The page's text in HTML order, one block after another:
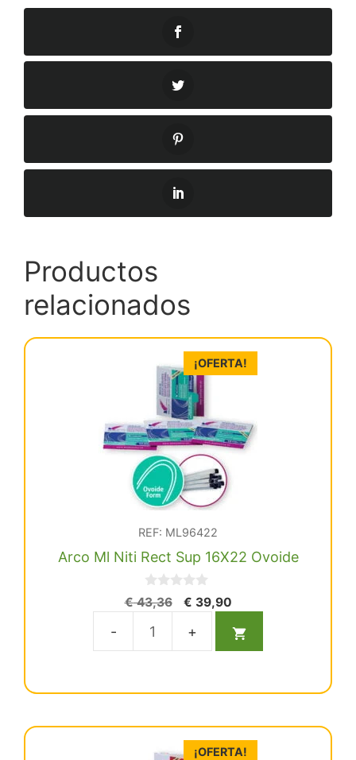
Productos
relacionados
¡OFERTA!
REF: ML96422
Arco Ml Niti Rect Sup 16X22 Ovoide
0
d
5
€43,36
El
original
€ 39,90El
actual
Arco
Sup
16X22
¡OFERTA!